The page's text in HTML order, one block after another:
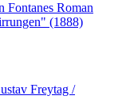
Fontanes Roman
(1888)
Freytag /